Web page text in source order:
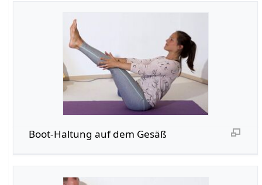
Boot-Haltung auf dem Gesäß